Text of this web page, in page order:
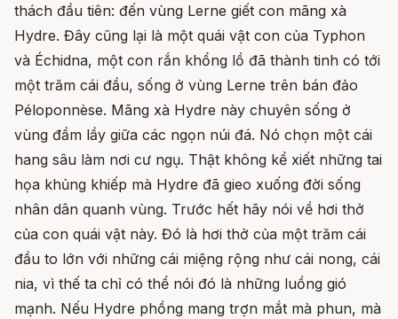
thách đầu tiên: đến vùng Lerne giết con mãng xà
Hydre. Đây cũng lại là một quái vật con của Typhon
và Échidna, một con rắn khổng lồ đã thành tinh có tới
một trăm cái đầu, sống ở vùng Lerne trên bán đảo
Péloponnèse. Mãng xà Hydre này chuyên sống ở
vùng đầm lầy giữa các ngọn núi đá. Nó chọn một cái
hang sâu làm nơi cư ngụ. Thật không kể xiết những tai
họa khủng khiếp mà Hydre đã gieo xuống đời sống
nhân dân quanh vùng. Trước hết hãy nói về hơi thở
của con quái vật này. Đó là hơi thở của một trăm cái
đầu to lớn với những cái miệng rộng như cái nong, cái
nia, vì thế ta chỉ có thể nói đó là những luồng gió
mạnh. Nếu Hydre phồng mang trợn mắt mà phun, mà